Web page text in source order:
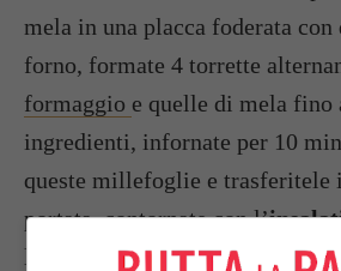
mela in una placca foderata con
forno, formate 4 torrette
formaggio e quelle di mela fino
ingredienti, infornate per 10
queste millefoglie e trasferitele
portata, contornate con l’
la
vinaigrettee servite.